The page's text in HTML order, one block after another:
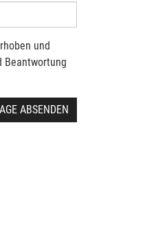
und
Beantwortung
ABSENDEN